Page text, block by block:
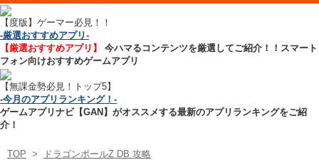
【 度版】ゲーマー必見！！
-厳選おすすめアプリ-
【厳選おすすめアプリ】
今ハマるコンテンツを厳選してご紹介！！スマート
フォン向けおすすめゲームアプリ
【無課金勢必見！トップ5】
-今月のアプリランキング！-
ゲームアプリナビ【GAN】がオススメする最新のアプリランキングをご紹
介！
TOP > ドラゴンボールZ DB 攻略